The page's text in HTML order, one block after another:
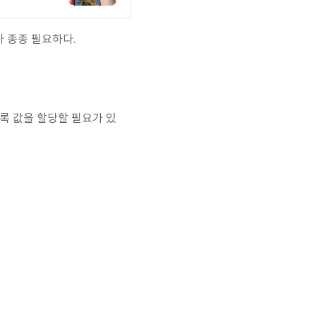
종종 필요하다.
값을 할당할 필요가 있